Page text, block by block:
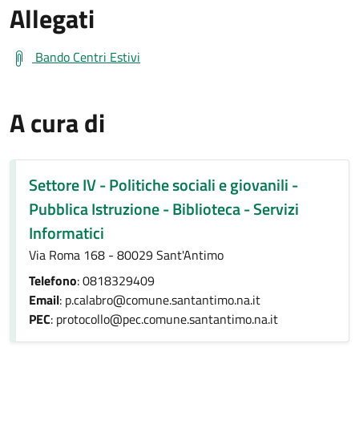
Allegati
Bando Centri Estivi
A cura di
Settore IV - Politiche sociali e giovanili -
Pubblica Istruzione - Biblioteca - Servizi
Informatici
Via Roma 168 - 80029 Sant'Antimo
Telefono: 0818329409
Email: p.calabro@comune.santantimo.na.it
PEC: protocollo@pec.comune.santantimo.na.it